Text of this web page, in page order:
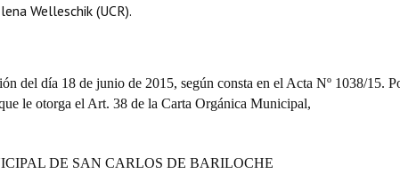
Welleschik (UCR).
del día 18 de junio de 2015, según consta en el Acta Nº 1038/15.
le otorga el Art. 38 de la Carta Orgánica Municipal,
DE SAN CARLOS DE BARILOCHE